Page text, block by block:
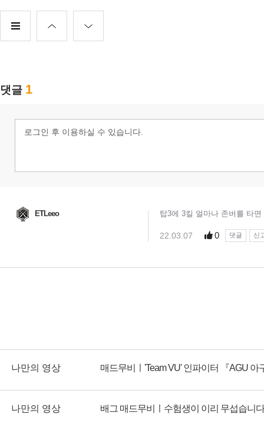
나만의 영상 매드무비ㅣ'Team VU' 인파이터 『AGU 아
나만의 영상